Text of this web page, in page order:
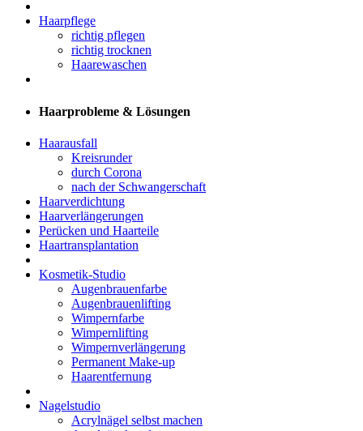
Haarpflege
richtig pflegen
richtig trocknen
Haarewaschen
Haarprobleme & Lösungen
Haarausfall
Kreisrunder
durch Corona
nach der Schwangerschaft
Haarverdichtung
Haarverlängerungen
Perücken und Haarteile
Haartransplantation
Kosmetik-Studio
Augenbrauenfarbe
Augenbrauenlifting
Wimpernfarbe
Wimpernlifting
Wimpernverlängerung
Permanent Make-up
Haarentfernung
Nagelstudio
Acrylnägel selbst machen